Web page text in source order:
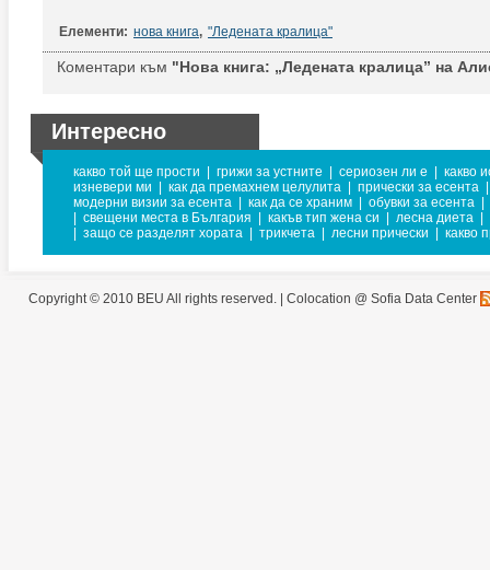
Елементи: нова книга, "Ледената кралица"
Коментари към "Нова книга: „Ледената кралица” на
Интересно
какво той ще прости грижи за устните сериозен ли е
какво
изневери ми
как да премахнем целулита прически за есента
модерни визии за есента
как да се храним обувки за есента
свещени места в България какъв тип жена си лесна диета
защо се разделят хората трикчета лесни прически какво
Copyright © 2010 BEU All rights reserved. | Colocation @ Sofia Data Center